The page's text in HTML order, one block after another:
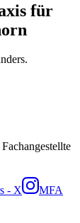
für
- X
MFA